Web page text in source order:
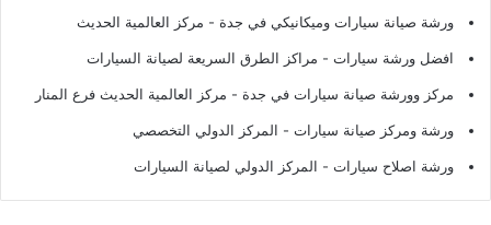
ورشة صيانة سيارات وميكانيكي في جدة - مركز العالمية الحديث
افضل ورشة سيارات - مراكز الطرق السريعة لصيانة السيارات
مركز وورشة صيانة سيارات في جدة - مركز العالمية الحديث فرع المنار
ورشة ومركز صيانة سيارات - المركز الدولي التخصصي
ورشة اصلاح سيارات - المركز الدولي لصيانة السيارات